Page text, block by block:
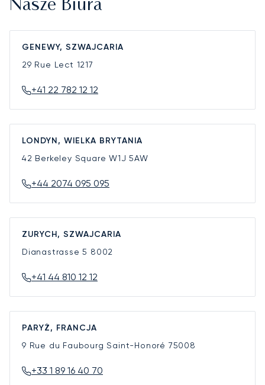
Nasze Biura
GENEWY, SZWAJCARIA
29 Rue Lect 1217
+41 22 782 12 12
LONDYN, WIELKA BRYTANIA
42 Berkeley SquareW1J 5AW
+44 2074 095 095
ZURYCH, SZWAJCARIA
Dianastrasse 5 8002
+41 44 810 12 12
PARYŻ, FRANCJA
9 Rue du Faubourg Saint-Honoré 75008
+33 1 89 16 40 70